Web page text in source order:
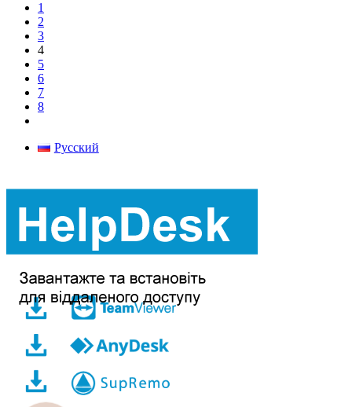
1
2
3
4
5
6
7
8
Русский